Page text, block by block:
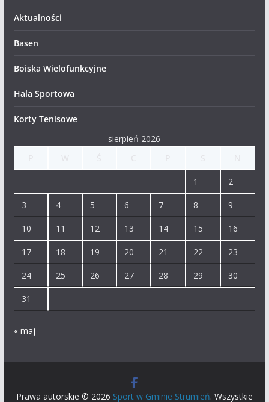
Aktualności
Basen
Boiska Wielofunkcyjne
Hala Sportowa
Korty Tenisowe
sierpień 2026
1 2
3 4 5 6 7 8 9
10 11 12 13 14 15 16
17 18 19 20 21 22 23
24 25 26 27 28 29 30
31
« maj
Prawa autorskie © 2026 Sport w Gminie Strumień. Wszystkie